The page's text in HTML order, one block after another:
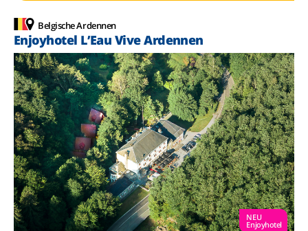
Belgische Ardennen
Enjoyhotel L’Eau Vive Ardennen
NEU
Enjoyhotel